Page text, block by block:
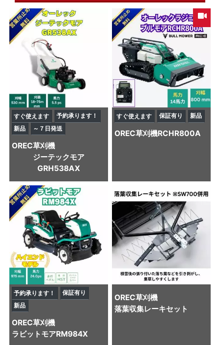
すぐ使えます
予約承ります！
新品
～７日発送
OREC草刈機
ジーテックモア
GRH538AX
すぐ使えます 保証有り 新品
OREC草刈機RCHR800A
予約承ります！
保証有り
新品
OREC草刈機
ラビットモアRM984X
OREC草刈機
落葉収集レーキセット